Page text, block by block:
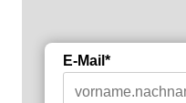
E-Mail*